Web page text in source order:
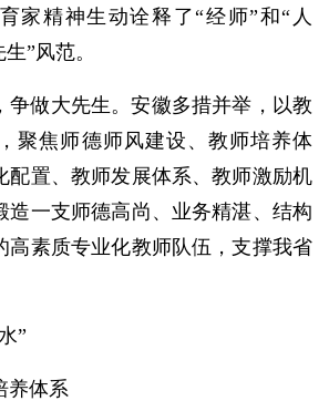
精神生动诠释了“经师”和“人
”风范。
争做大先生。安徽多措并举，以教
聚焦师德师风建设、教师培养体
配置、教师发展体系、教师激励机
造一支师德高尚、业务精湛、结构
高素质专业化教师队伍，支撑我省
”
养体系